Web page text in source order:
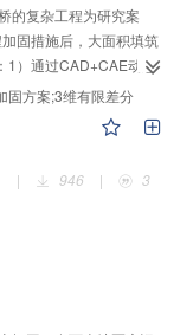
直桩基桩间距在5d时
同桩间距下均是倾角为
的复杂工程为研究案
固措施后，大面积填筑
1）通过CAD+CAE动态
案，框架结构具有较
形成硬壳，可减小固结
著降低对桥梁横向的挤
将大面积堆载转化为
计算，工后桩顶水平位
可对桥桩产生类似套
周土相对变形，对控制
效克服相关行业规范
的适用性及效果评价提
固方案;3维有限差分
| 946 | 3